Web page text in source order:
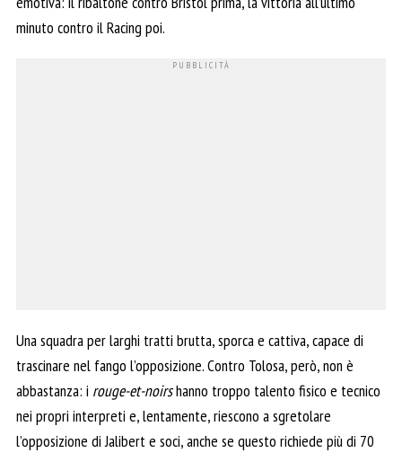
minuto contro il Racing poi.
Una squadra per larghi tratti brutta, sporca e cattiva, capace di
trascinare nel fango l’opposizione. Contro Tolosa, però, non è
abbastanza: i rouge-et-noirshanno troppo talento fisico e tecnico
nei propri interpreti e, lentamente, riescono a sgretolare
l’opposizione di Jalibert e soci, anche se questo richiede più di 70